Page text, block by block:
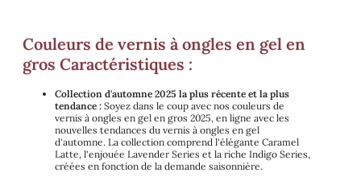
Couleurs de vernis à ongles en gel en
gros Caractéristiques :
Collection d'automne 2025 la plus récente et la plus
tendance : Soyez dans le coup avec nos couleurs de
vernis à ongles en gel en gros 2025, en ligne avec les
nouvelles tendances du vernis à ongles en gel
d'automne. La collection comprend l'élégante Caramel
Latte, l'enjouée Lavender Series et la riche Indigo Series,
créées en fonction de la demande saisonnière.